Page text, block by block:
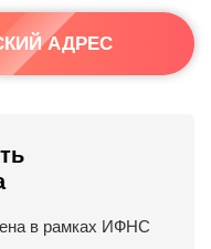
АДРЕС
в рамках ИФНС